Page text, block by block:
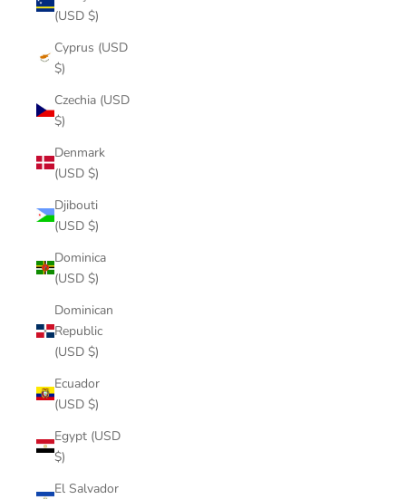
(USD $)
Cyprus (USD
$)
Czechia (USD
$)
Denmark
(USD $)
Djibouti
(USD $)
Dominica
(USD $)
Dominican
Republic
(USD $)
Ecuador
(USD $)
Egypt (USD
$)
El Salvador